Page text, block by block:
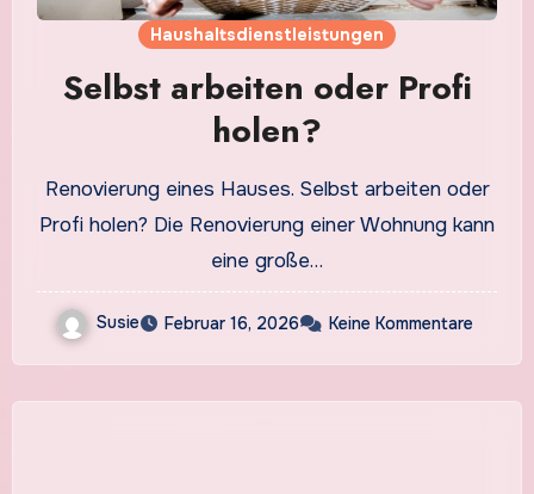
Haushaltsdienstleistungen
Selbst arbeiten oder Profi
holen?
Renovierung eines Hauses. Selbst arbeiten oder
Profi holen? Die Renovierung einer Wohnung kann
eine große…
Susie Februar 16, 2026 Keine Kommentare